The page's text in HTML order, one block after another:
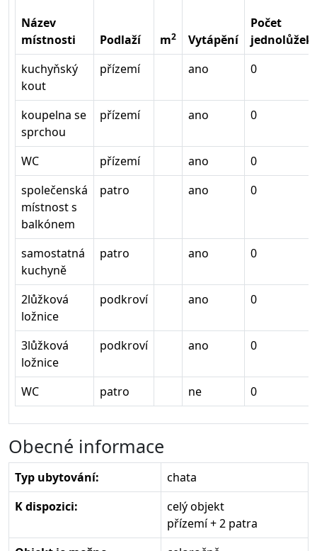
Název
místnosti
Podlaží m2 Vytápění
Počet
jednolůžek
kuchyňský
kout
přízemí ano 0
koupelna se
sprchou
přízemí ano 0
WC přízemí ano
0
společenská
místnost s
balkónem
patro ano 0
samostatná
kuchyně
patro ano 0
2lůžková
ložnice
podkroví ano 0
3lůžková
ložnice
podkroví ano 0
WC patro ne 0
Obecné informace
Typ ubytování:
chata
K dispozici:
celý objekt
přízemí + 2 patra